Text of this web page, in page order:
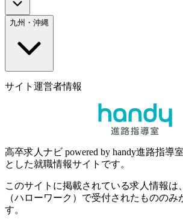
九州・沖縄
サイト運営者情報
高卒求人ナビ powered by handy進路指導
とした就職情報サイトです。
このサイトに掲載されている求人情報は
（ハローワーク）で受付されたもののみ
す。